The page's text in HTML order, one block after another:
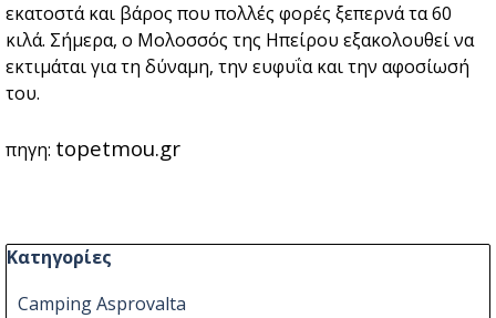
εκατοστά και βάρος που πολλές φορές ξεπερνά τα 60
κιλά. Σήμερα, ο Μολοσσός της Ηπείρου εξακολουθεί να
εκτιμάται για τη δύναμη, την ευφυΐα και την αφοσίωσή
του.
πηγη: topetmou.gr
Παράλειψη μπλόκ Κατηγορίες
Κατηγορίες
Camping Asprovalta